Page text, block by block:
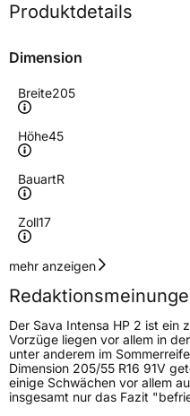
Produktdetails
Dimension
Breite205
Höhe45
BauartR
Zoll17
Geschwindigkeitsindex
Höchstgeschwindigkeit
240
Lastindex88
Höchstlast560 kg
Gewicht (in kg)8,68 kg
mehr anzeigen
Der Sava Intensa HP 2 ist ein
Vorzüge liegen vor allem in
unter anderem im
Dimension 205/55 R16 91V
einige Schwächen vor allem
insgesamt nur das Fazit